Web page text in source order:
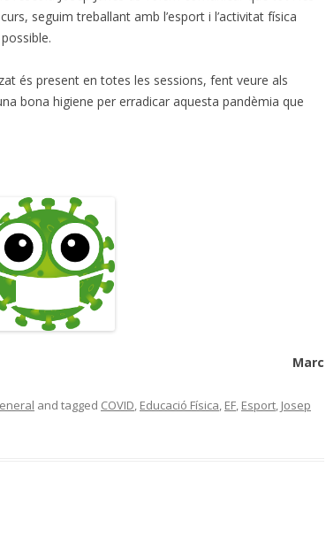
seguim treballant amb l’esport i l’activitat física
és present en totes les sessions, fent veure als
bona higiene per erradicar aquesta pandèmia que
Marc
and tagged COVID, Educació Física, EF, Esport, Josep